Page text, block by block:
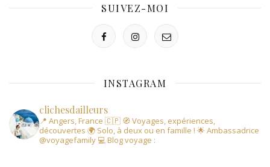
SUIVEZ-MOI
INSTAGRAM
clichesdailleurs
📍 Angers, France 🇨🇵 🧭 Voyages, expériences,
découvertes 🌍 Solo, à deux ou en famille ! 🌟 Ambassadrice
@voyagefamily 💻 Blog voyage :